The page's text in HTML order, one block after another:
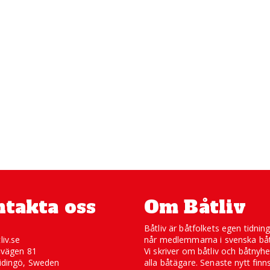
oss
81
Sweden
Om Båtliv
Båtliv är båtfolkets egen
når medlemmarna i svenska
Vi skriver om båtliv och
alla båtägare. Senaste nytt